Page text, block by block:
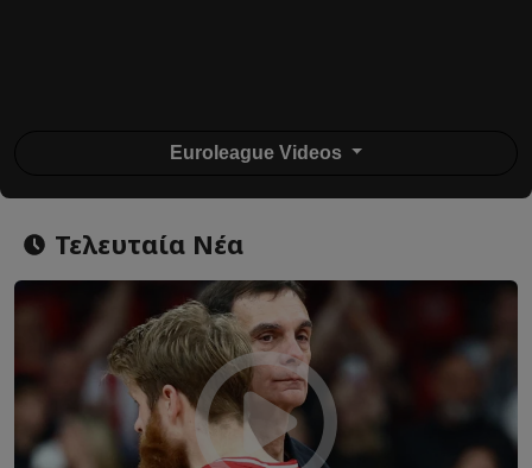
Euroleague Videos
Τελευταία Νέα